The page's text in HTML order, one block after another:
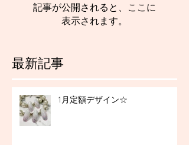
最新記事
記事が公開されると、ここに
表示されます。
1月定額デザイン☆